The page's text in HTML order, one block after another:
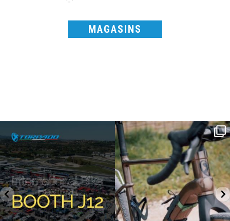
MAGASINS
IBF sta per...
8 0
Kepler R è la gravel pensata per affrontare
lunghe...
26 0